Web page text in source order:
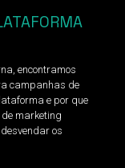
encontramos
campanhas de
e por que
marketing
os